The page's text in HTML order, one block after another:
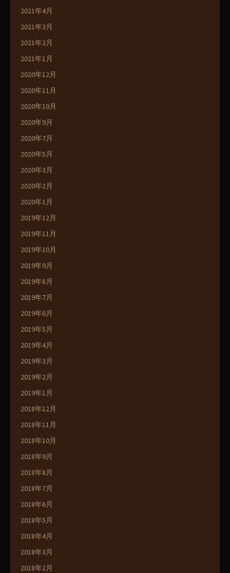
2021年4月
2021年3月
2021年2月
2021年1月
2020年12月
2020年11月
2020年10月
2020年9月
2020年7月
2020年5月
2020年3月
2020年2月
2020年1月
2019年12月
2019年11月
2019年10月
2019年9月
2019年8月
2019年7月
2019年6月
2019年5月
2019年4月
2019年3月
2019年2月
2019年1月
2018年12月
2018年11月
2018年10月
2018年9月
2018年8月
2018年7月
2018年6月
2018年5月
2018年4月
2018年3月
2018年2月